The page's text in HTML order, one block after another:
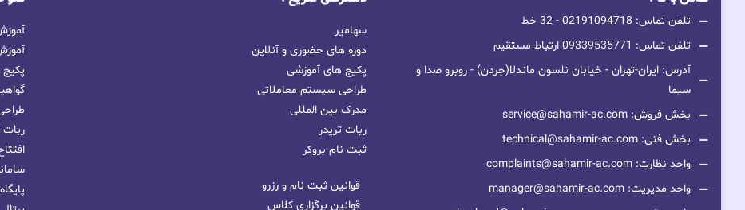
تلفن تماس: 02191094718 - 32 خط
تلفن تماس: 09339535771 ارتباط مستقیم
آدرس: ایران-تهران - خیابان نلسون ماندلا(جردن) - روبرو صدا و
سیما
بخش فروش: service@sahamir-ac.com
بخش فنی: technical@sahamir-ac.com
واحد نظارت: complaints@sahamir-ac.com
واحد مدیریت: manager@sahamir-ac.com
سهامیر
دوره های حضوری و آنلاین
پکیج های آموزشی
طراحی سیستم معاملاتی
مدرک بین المللی
ربات تریدر
ثبت نام بروکر
قوانین ثبت نام و رزرو
قوانین برگزاری کلاس
ربات